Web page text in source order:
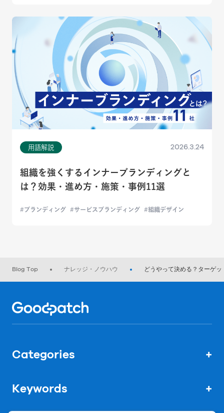
用語解説 2026.3.24
組織を強くするインナーブランディングと
は？効果・進め方・施策・事例11選
ブランディング サービスブランディング 組織デザイン
Blog Top ナレッジ・ノウハウ どうやって決める？ターゲ
Categories +
Keywords +